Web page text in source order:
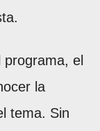
el
la
tema. Sin